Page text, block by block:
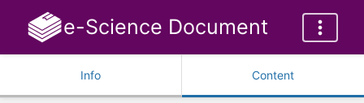
e-Science Document
Info Content